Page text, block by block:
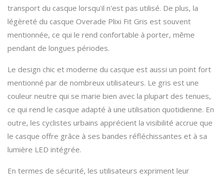
transport du casque lorsqu'il n'est pas utilisé. De plus, la
légèreté du casque Overade Plixi Fit Gris est souvent
mentionnée, ce qui le rend confortable à porter, même
pendant de longues périodes.
Le design chic et moderne du casque est aussi un point fort
mentionné par de nombreux utilisateurs. Le gris est une
couleur neutre qui se marie bien avec la plupart des tenues,
ce qui rend le casque adapté à une utilisation quotidienne. En
outre, les cyclistes urbains apprécient la visibilité accrue que
le casque offre grâce à ses bandes réfléchissantes et à sa
lumière LED intégrée.
En termes de sécurité, les utilisateurs expriment leur